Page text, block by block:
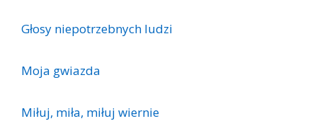
Głosy niepotrzebnych ludzi
Moja gwiazda
Miłuj, miła, miłuj wiernie